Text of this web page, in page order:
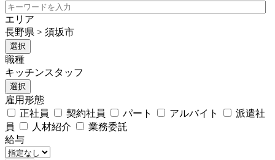
エリア
長野県 > 須坂市
選択
職種
キッチンスタッフ
選択
雇用形態
正社員
契約社員 パート アルバイト
派遣社
員
人材紹介
業務委託
給与